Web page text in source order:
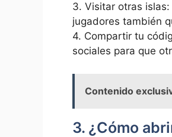
⁤3. Visitar otras
jugadores también
4. Compartir tu
sociales para que
Contenido
3. ¿Cómo